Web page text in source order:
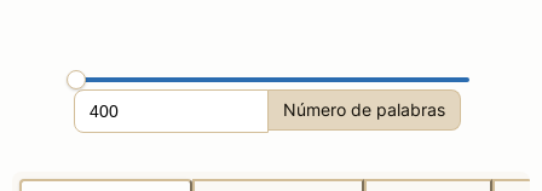
Número de palabras